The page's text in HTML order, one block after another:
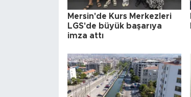
Mersin'de Kurs Merkezleri
LGS'de büyük başarıya
imza attı